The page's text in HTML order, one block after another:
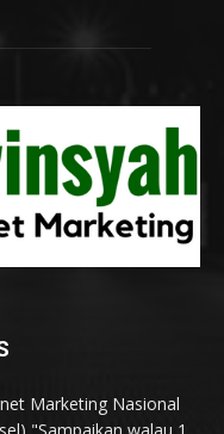
Marketing Nasional